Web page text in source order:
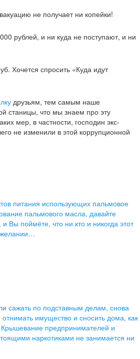
не получает ни копейки!
рублей, и ни куда не поступают, и ни
Хочется спросить «Куда идут
друзьям, тем самым наше
станицы, что мы знаем про эту
мер, в частности, господин экс-
не изменили в этой коррупционной
питания использующих пальмовое
пальмового масла, давайте
Вы поймёте, что ни кто и никогда этот
желании…
сажать по подставным делам, снова
имущество и сносить дома, как
Крышевание предпринимателей и
наркотиками не занимается ни